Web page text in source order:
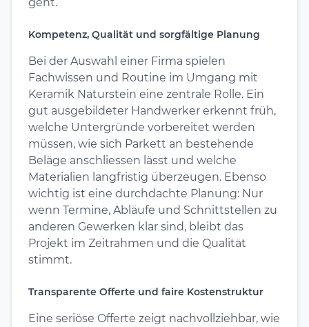
Kompetenz, Qualität und sorgfältige Planung
Bei der Auswahl einer Firma spielen
Fachwissen und Routine im Umgang mit
Keramik Naturstein eine zentrale Rolle. Ein
gut ausgebildeter Handwerker erkennt früh,
welche Untergründe vorbereitet werden
müssen, wie sich Parkett an bestehende
Beläge anschliessen lässt und welche
Materialien langfristig überzeugen. Ebenso
wichtig ist eine durchdachte Planung: Nur
wenn Termine, Abläufe und Schnittstellen zu
anderen Gewerken klar sind, bleibt das
Projekt im Zeitrahmen und die Qualität
stimmt.
Transparente Offerte und faire Kostenstruktur
Eine seriöse Offerte zeigt nachvollziehbar, wie